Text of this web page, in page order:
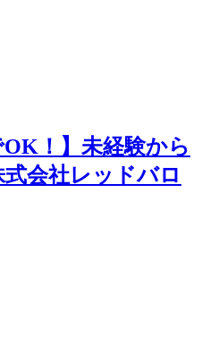
OK！】未経験から
会社レッドバロ